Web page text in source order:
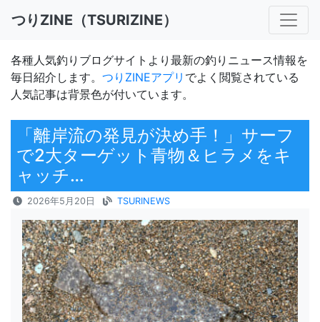
つりZINE（TSURIZINE）
各種人気釣りブログサイトより最新の釣りニュース情報を
毎日紹介します。 つりZINEアプリ でよく閲覧されている
人気記事は背景色が付いています。
「離岸流の発見が決め手！」サーフ
で2大ターゲット青物＆ヒラメをキ
ャッチ…
2026年5月20日 TSURINEWS